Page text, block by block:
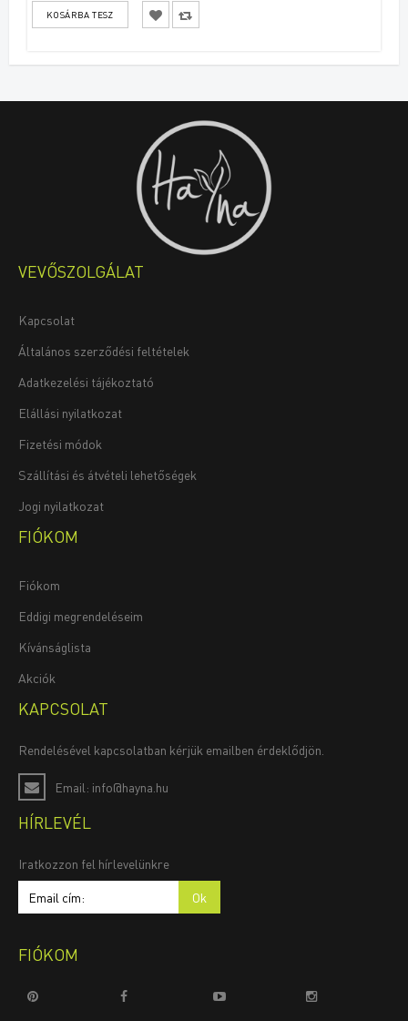
VEVŐSZOLGÁLAT
Kapcsolat
Általános szerződési feltételek
Adatkezelési tájékoztató
Elállási nyilatkozat
Fizetési módok
Szállítási és átvételi lehetőségek
Jogi nyilatkozat
FIÓKOM
Fiókom
Eddigi megrendeléseim
Kívánságlista
Akciók
KAPCSOLAT
Rendelésével kapcsolatban kérjük emailben érdeklődjön.
Email: info@hayna.hu
HÍRLEVÉL
Iratkozzon fel hírlevelünkre
FIÓKOM